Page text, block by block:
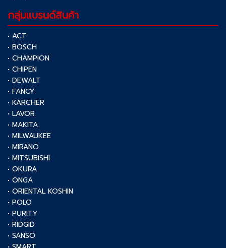
กลุ่มแบรนด์สินค้า
• ACT
• BOSCH
• CHAMPION
• CHIPEN
• DEWALT
• FANCY
• KARCHER
• LAVOR
• MAKITA
• MILWAUKEE
• MIRANO
• MITSUBISHI
• OKURA
• ONGA
• ORIENTAL KOSHIN
• POLO
• PURITY
• RIDGID
• SANSO